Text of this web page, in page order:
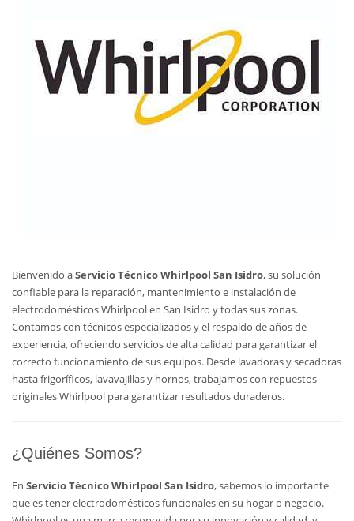
Bienvenido aServicio Técnico Whirlpool San Isidro, su solución
confiable para la reparación, mantenimiento e instalación de
electrodomésticos Whirlpool en San Isidro y todas sus zonas.
Contamos con técnicos especializados y el respaldo de años de
experiencia, ofreciendo servicios de alta calidad para garantizar el
correcto funcionamiento de sus equipos. Desde lavadoras y secadoras
hasta frigoríficos, lavavajillas y hornos, trabajamos con repuestos
originales Whirlpool para garantizar resultados duraderos.
¿Quiénes Somos?
En Servicio Técnico Whirlpool San Isidro, sabemos lo importante
que es tener electrodomésticos funcionales en su hogar o negocio.